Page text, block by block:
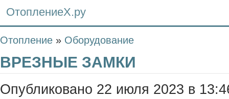
ОтоплениеХ.ру
Отопление » Оборудование
ВРЕЗНЫЕ ЗАМКИ
Опубликовано 22 июля 2023 в